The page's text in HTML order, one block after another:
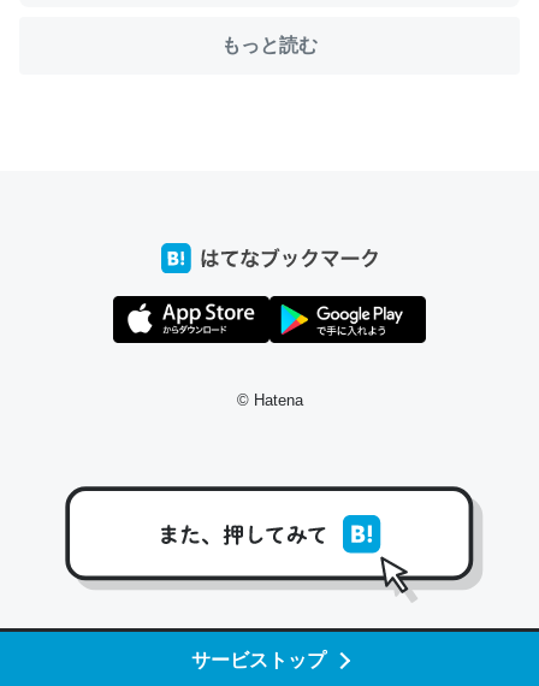
サービストップ
たいなのでネット環境作ったけどAlexaしか使わないので
回線代ほとんどかからないですよ。参考：
これ作ろう。/早速夕食に作った！本当にスナップえんどう
ットペッパーグルメ
けど、読み方が違うだけで同じものを指すのか、また違う
もっと読む
© Hatena